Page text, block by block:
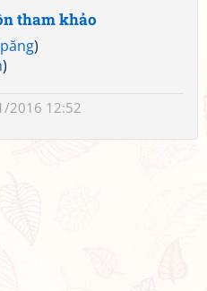
tham khảo
)
)
2016 12:52